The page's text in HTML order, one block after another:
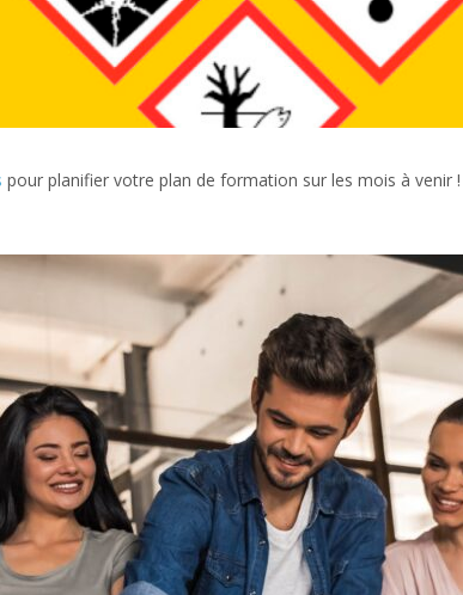
pour planifier votre plan de formation sur les mois à venir !